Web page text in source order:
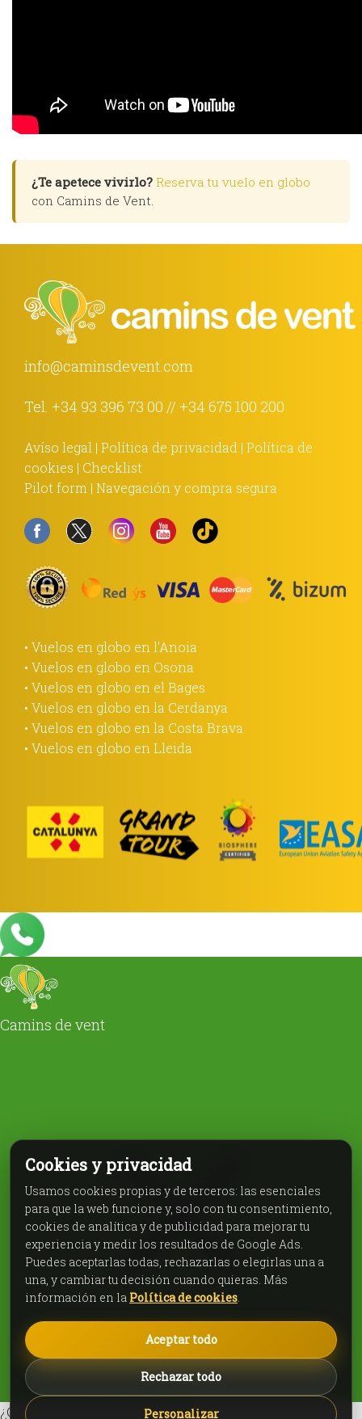
¿Te apetece vivirlo? Reserva tu vuelo en globo
con Camins de Vent.
info@caminsdevent.com
Tel. +34 93 396 73 00 // +34 675 100 200
Avíso legal | Política de privacidad | Política de
cookies | Checklist
Pilot form | Navegación y compra segura
• Vuelos en globo en l'Anoia
• Vuelos en globo en Osona
• Vuelos en globo en el Bages
• Vuelos en globo en la Cerdanya
• Vuelos en globo en la Costa Brava
• Vuelos en globo en Lleida
Camins de vent
¿Cómo te podemos ayudar?
Cookies y privacidad
Usamos cookies propias y de terceros: las esenciales
para que la web funcione y, solo con tu consentimiento,
cookies de analítica y de publicidad para mejorar tu
experiencia y medir los resultados de Google Ads.
Puedes aceptarlas todas, rechazarlas o elegirlas una a
una, y cambiar tu decisión cuando quieras. Más
información en la Política de cookies.
Aceptar todo
Rechazar todo
Personalizar